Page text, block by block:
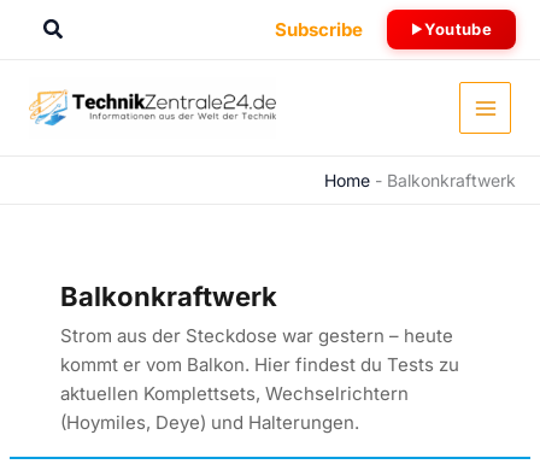
Suchen Subscribe Youtube
Home - Balkonkraftwerk
Balkonkraftwerk
Strom aus der Steckdose war gestern – heute
kommt er vom Balkon. Hier findest du Tests zu
aktuellen Komplettsets, Wechselrichtern
(Hoymiles, Deye) und Halterungen.